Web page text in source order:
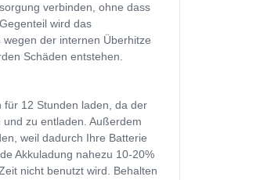
verbinden, ohne dass
wird das
der internen Überhitze
Schäden entstehen.
für 12 Stunden laden, da der
zu entladen. Außerdem
weil dadurch Ihre Batterie
Akkuladung nahezu 10-20%
nicht benutzt wird. Behalten